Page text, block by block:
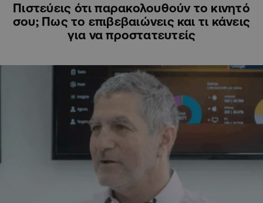
Πιστεύεις ότι παρακολουθούν το κινητό
σου; Πως το επιβεβαιώνεις και τι κάνεις
για να προστατευτείς